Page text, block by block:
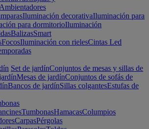
Ambientadores
Iluminación decorativaIluminación para
para dormitorioIluminación
BalizasSmart
FocosIluminación con rielesCintas Led
Set de jardínConjuntos de mesas y sillas de
Mesas de jardínConjuntos de sofás de
Bancos de jardínSillas colgantesEstufas de
TumbonasHamacasColumpios
CarpasPérgolas